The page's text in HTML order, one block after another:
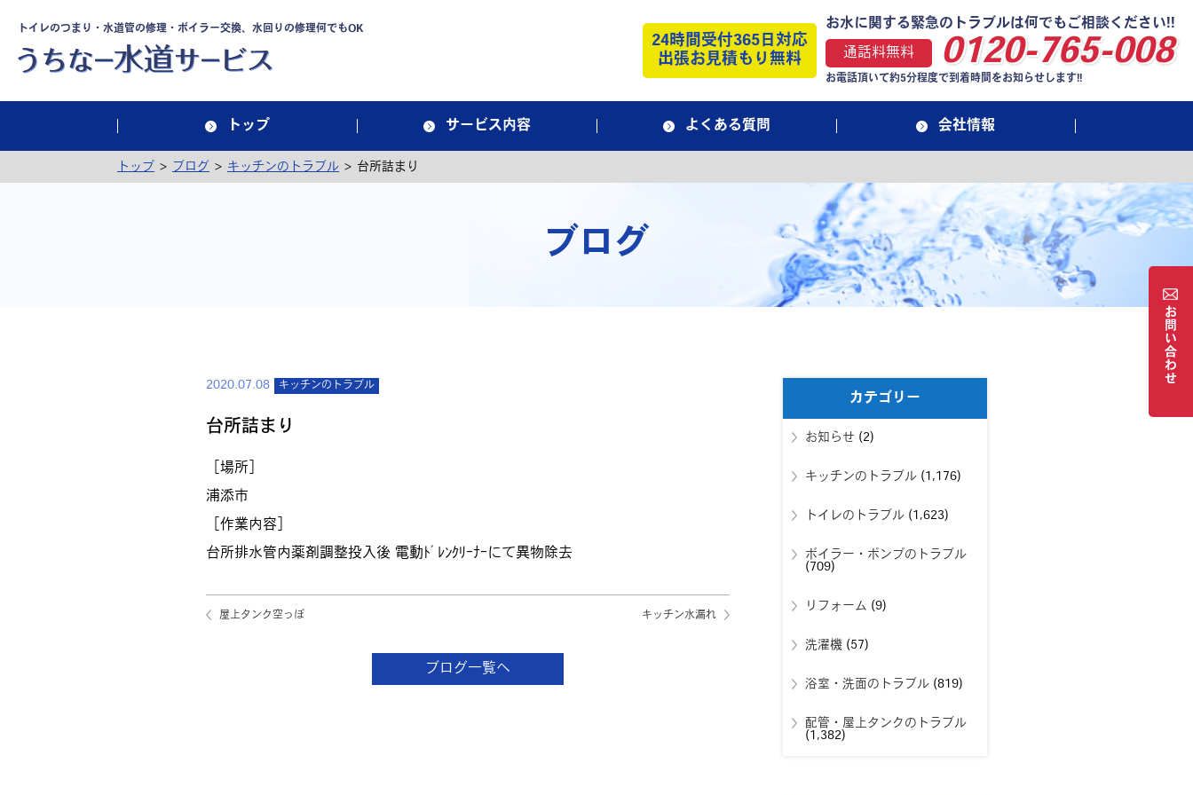
トイレのつまり・水道管の修理・ボイラー交換、水回りの修理何でもOK
24時間受付365日対応
出張お見積もり無料
お水に関する緊急のトラブルは何でもご相談ください!!
通話料無料 0120-765-008
お電話頂いて約5分程度で到着時間をお知らせします!!
トップ サービス内容 よくある質問 会社情報
トップ > ブログ > キッチンのトラブル > 台所詰まり
ブログ
2020.07.08 キッチンのトラブル
台所詰まり
［場所］
浦添市
［作業内容］
台所排水管内薬剤調整投入後 電動ﾄﾞﾚﾝｸﾘｰﾅｰにて異物除去
屋上タンク空っぽ キッチン水漏れ
ブログ一覧へ
カテゴリー
お知らせ (2)
キッチンのトラブル(1,176)
トイレのトラブル(1,623)
ボイラー・ポンプのトラブル
(709)
リフォーム (9)
洗濯機(57)
浴室・洗面のトラブル(819)
配管・屋上タンクのトラブル
(1,382)
お
問
い
合
わ
せ